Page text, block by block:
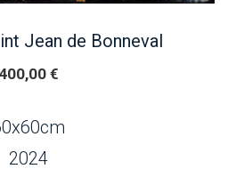
Jean de Bonneval
400,00 €
2024